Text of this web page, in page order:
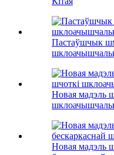
Пастаўшчык
Новая мадэль
Новая мадэль